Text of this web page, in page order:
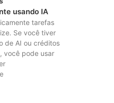
usando IA
tarefas
Se você tiver
de AI ou créditos
você pode usar